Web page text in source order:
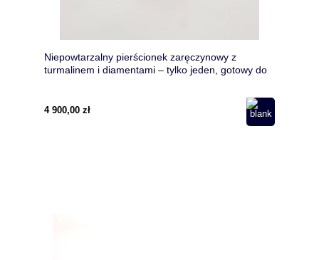
Niepowtarzalny pierścionek zaręczynowy z
turmalinem i diamentami – tylko jeden, gotowy do
4 900,00 zł